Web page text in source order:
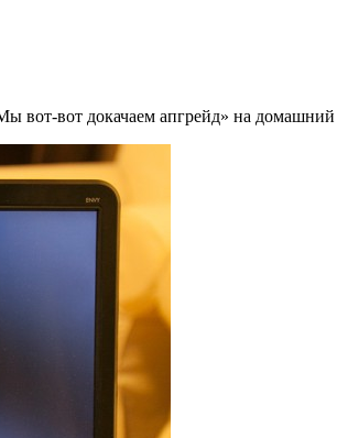
вот-вот докачаем апгрейд» на